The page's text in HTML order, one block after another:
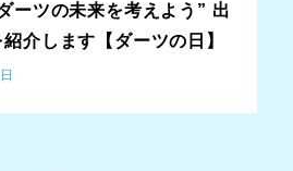
ーツの未来を考えよう” 出
介します【ダーツの日】